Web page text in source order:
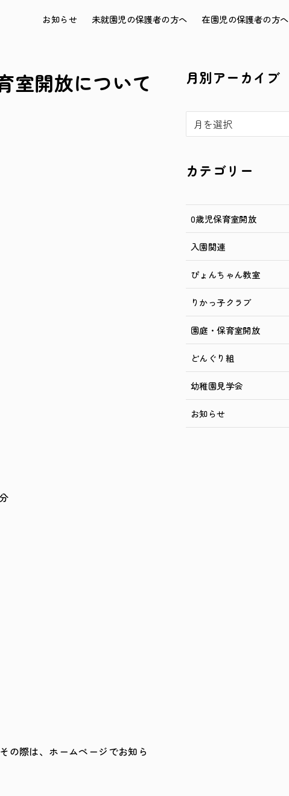
お知らせ 未就園児の保護者の方へ 在園児の保護者の方へ
室開放について
の際は、ホームページでお知ら
月別アーカイブ
ブ
カテゴリー
0歳児保育室開放
入園関連
ぴょんちゃん教室
りかっ子クラブ
園庭・保育室開放
どんぐり組
幼稚園見学会
お知らせ